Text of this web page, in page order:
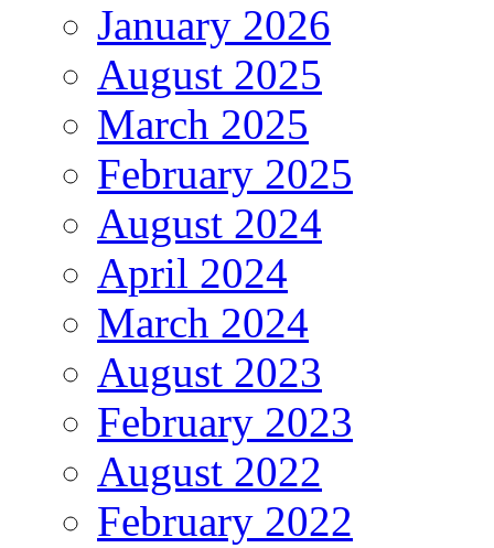
January 2026
August 2025
March 2025
February 2025
August 2024
April 2024
March 2024
August 2023
February 2023
August 2022
February 2022